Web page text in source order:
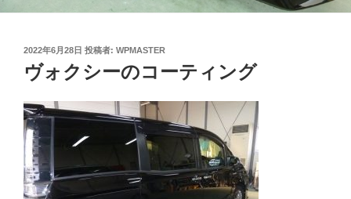
投
日:
2022年6月28日 投稿者: WPMASTER
ヴォクシーのコーティング